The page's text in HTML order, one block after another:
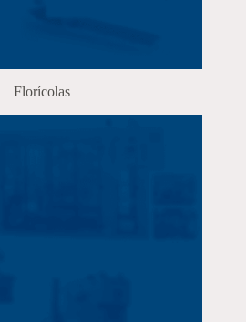
Florícolas